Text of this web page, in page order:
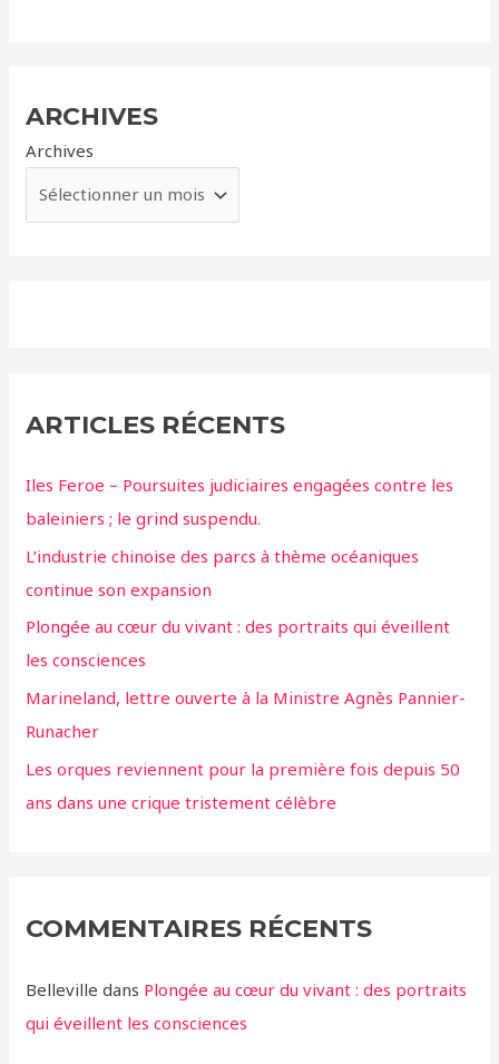
ARCHIVES
Archives
ARTICLES RÉCENTS
Iles Feroe – Poursuites judiciaires engagées contre les
baleiniers ; le grind suspendu.
L’industrie chinoise des parcs à thème océaniques
continue son expansion
Plongée au cœur du vivant : des portraits qui éveillent
les consciences
Marineland, lettre ouverte à la Ministre Agnès Pannier-
Runacher
Les orques reviennent pour la première fois depuis 50
ans dans une crique tristement célèbre
COMMENTAIRES RÉCENTS
Belleville dans Plongée au cœur du vivant : des portraits
qui éveillent les consciences